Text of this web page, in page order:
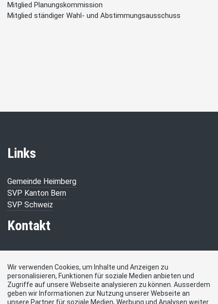
Mitglied Planungskommission
Mitglied ständiger Wahl- und Abstimmungsausschuss
Links
Gemeinde Heimberg
SVP Kanton Bern
SVP Schweiz
Kontakt
Präsident SVP Heimberg
Bäumbergstrasse 6
3627 Heimberg
Tel: 079 873 34 95
Wir verwenden Cookies, um Inhalte und Anzeigen zu
personalisieren, Funktionen für soziale Medien anbieten und
Zugriffe auf unsere Webseite analysieren zu können. Ausserdem
geben wir Informationen zur Nutzung unserer Webseite an
unsere Partner für soziale Medien, Werbung und Analysen weiter.